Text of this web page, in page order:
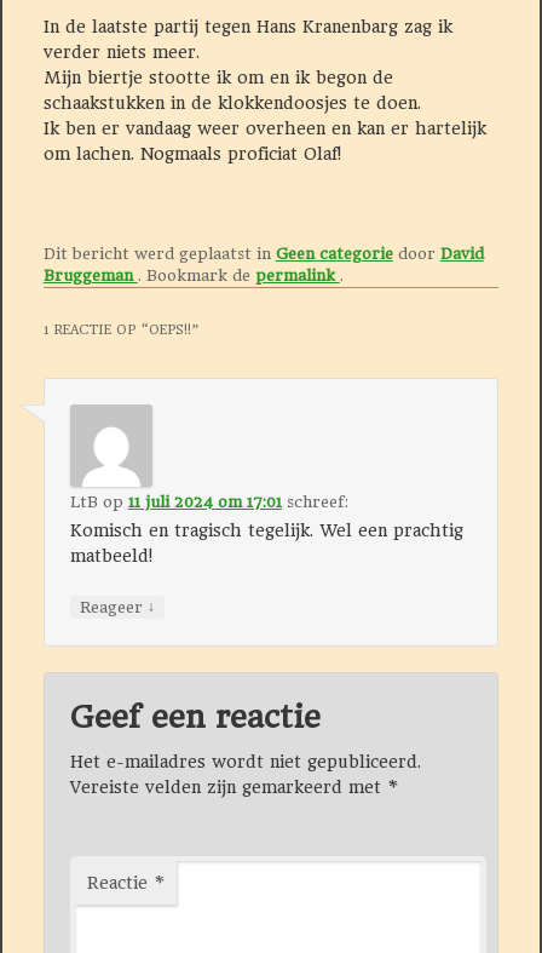
In de laatste partij tegen Hans Kranenbarg zag ik
verder niets meer.
Mijn biertje stootte ik om en ik begon de
schaakstukken in de klokkendoosjes te doen.
Ik ben er vandaag weer overheen en kan er hartelijk
om lachen. Nogmaals proficiat Olaf!
Dit bericht werd geplaatst in Geen categoriedoor David
Bruggeman . Bookmark de permalink .
1 REACTIE OP “OEPS!!”
LtB op 11 juli 2024 om 17:01 schreef:
Komisch en tragisch tegelijk. Wel een prachtig
matbeeld!
Reageer ↓
Geef een reactie
Het e-mailadres wordt niet gepubliceerd.
Vereiste velden zijn gemarkeerd met *
Reactie *